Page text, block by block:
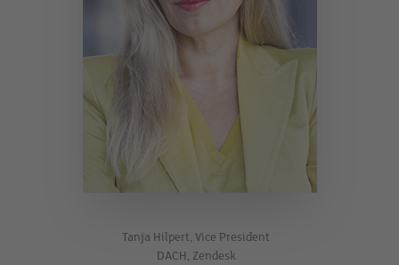
Tanja Hilpert, Vice President
DACH, Zendesk